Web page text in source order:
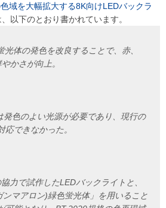
域を大幅拡大する8K向けLEDバックラ
、以下のとおり書かれています。
体の発色を改良することで、赤、
かさが向上。
色のよい光源が必要であり、現行の
できなかった。
力で試作したLEDバックライトと、
マアロン)緑色蛍光体」を用いること